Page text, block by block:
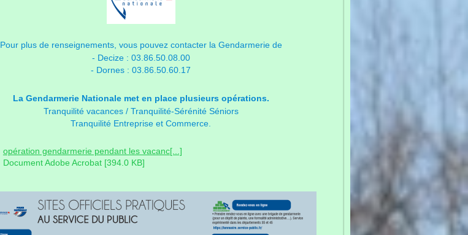
Pour plus de renseignements, vous pouvez contacter la Gendarmerie de
- Decize : 03.86.50.08.00
- Dornes : 03.86.50.60.17
La Gendarmerie Nationale met en place plusieurs opérations.
Tranquilité vacances / Tranquilité-Sérénité Séniors
Tranquilité Entreprise et Commerce.
opération gendarmerie pendant les vacanc[...]
Document Adobe Acrobat [394.0 KB]